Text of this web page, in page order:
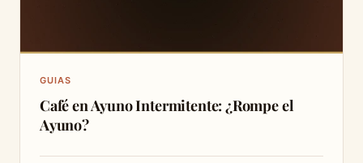
GUIAS
Café en Ayuno Intermitente: ¿Rompe el
Ayuno?